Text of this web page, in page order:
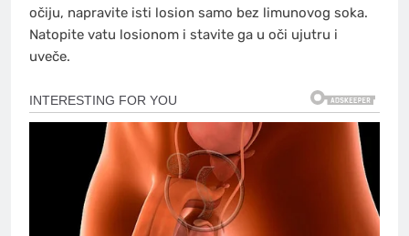
očiju, napravite isti losion samo bez limunovog soka.
Natopite vatu losionom i stavite ga u oči ujutru i
uveče.